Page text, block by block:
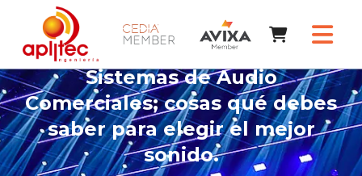
Sistemas de Audio
Comerciales; cosas qué debes
saber para elegir el mejor
sonido.